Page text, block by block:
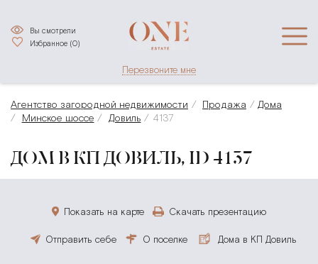
Избранное (0)
Вы смотрели
Перезвоните мне
Агентство загородной недвижимости Продажа
Дома
Минское шоссе
Довиль 4137
ДОМ В КП ДОВИЛЬ, ID 4137
Показать на карте Скачать презентацию
Отправить себе О поселке Дома в КП Довиль